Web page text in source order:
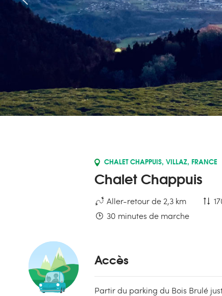
CHALET CHAPPUIS, VILLAZ, FRANCE
Chalet Chappuis
Aller-retour de 2,3 km
30 minutes de marche
Accès
Partir du parking du Bois Brulé